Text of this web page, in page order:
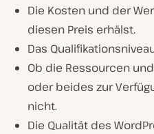
Die Kosten und der
diesen Preis erhälst.
Das
Ob die Ressourcen
oder beides zur
nicht.
Die Qualität des